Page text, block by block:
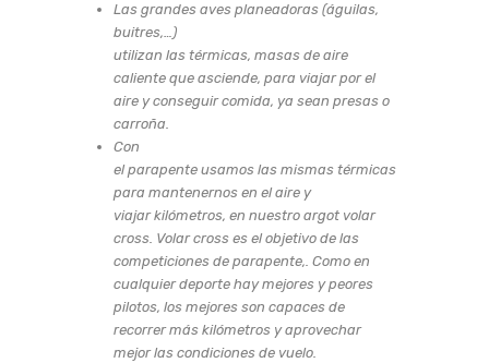
Las grandes aves planeadoras (águilas,
buitres,…)
utilizan las térmicas, masas de aire
caliente que asciende, para viajar por el
aire y conseguir comida, ya sean presas o
carroña.
Con
el parapente usamos las mismas térmicas
para mantenernos en el aire y
viajar kilómetros, en nuestro argot volar
cross. Volar cross es el objetivo de las
competiciones de parapente,. Como en
cualquier deporte hay mejores y peores
pilotos, los mejores son capaces de
recorrer más kilómetros y aprovechar
mejor las condiciones de vuelo.